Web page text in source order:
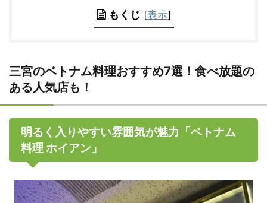
もくじ [表示]
三宮のベトナム料理おすすめ7選！食べ放題の
ある人気店も！
明るく入りやすい雰囲気が魅力「ベトナム
料理 ホイアン」